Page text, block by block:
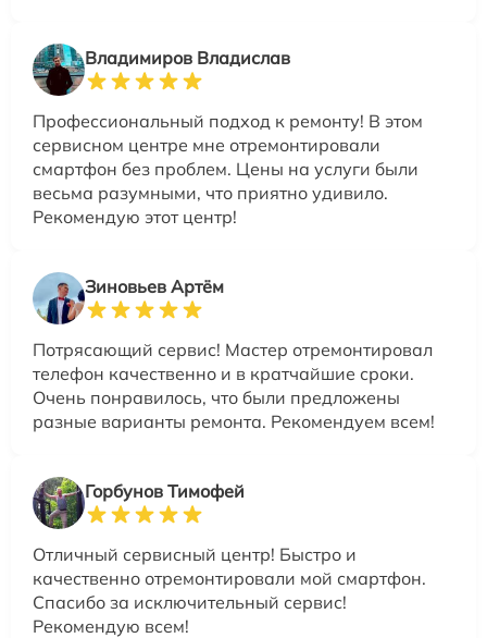
Владимиров Владислав
Профессиональный подход к ремонту! В этом
сервисном центре мне отремонтировали
смартфон без проблем. Цены на услуги были
весьма разумными, что приятно удивило.
Рекомендую этот центр!
Зиновьев Артём
Потрясающий сервис! Мастер отремонтировал
телефон качественно и в кратчайшие сроки.
Очень понравилось, что были предложены
разные варианты ремонта. Рекомендуем всем!
Горбунов Тимофей
Отличный сервисный центр! Быстро и
качественно отремонтировали мой смартфон.
Спасибо за исключительный сервис!
Рекомендую всем!